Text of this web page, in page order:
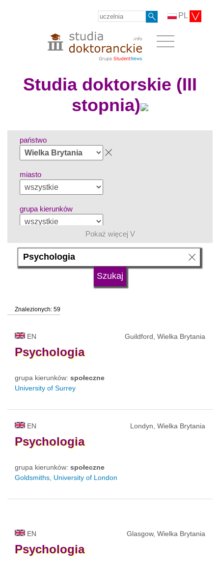
PL
Studia doktorskie (III
stopnia)
państwo
miasto
grupa kierunków
język
status uczelni
Pokaż więcej V
Znalezionych: 59
EN Guildford, Wielka Brytania
Psychologia
grupa kierunków: społeczne
University of Surrey
EN Londyn, Wielka Brytania
Psychologia
grupa kierunków: społeczne
Goldsmiths, University of London
EN Glasgow, Wielka Brytania
Psychologia